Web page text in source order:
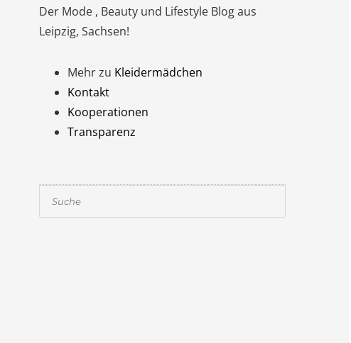
Der Mode , Beauty und Lifestyle Blog aus
Leipzig, Sachsen!
Mehr zu Kleidermädchen
Kontakt
Kooperationen
Transparenz
Suchen